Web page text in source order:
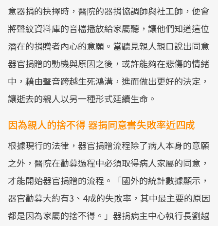
意器捐的抉擇時，醫院的器捐協調師與社工師，便會
將聲紋資料庫的音檔播放給家屬聽，讓他們知道這位
潛在的捐贈者內心的意願。當聽見親人親口說出同意
器官捐贈的動機與原因之後，或許能夠在悲傷的情緒
中，藉由聲音跨越生死鴻溝，進而做出更好的決定，
讓逝去的親人以另一種形式延續生命。
因為親人的捨不得 器捐同意書失敗率近四成
根據現行的法律，器官捐贈流程除了病人本身的意願
之外，醫院在勸募過程中必須取得病人家屬的同意，
才能開始器官捐贈的流程。「國外的統計數據顯示，
器官勸募大約有3、4成的失敗率，其中最主要的原因
都是因為家屬的捨不得。」器捐病主中心執行長劉越